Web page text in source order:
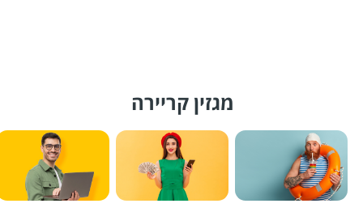
מגזין קריירה